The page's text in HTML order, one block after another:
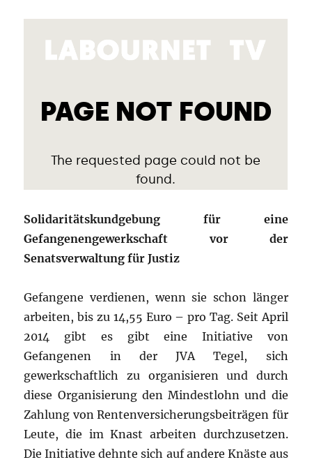
Solidaritätskundgebung für eine
Gefangenengewerkschaft vor der
Senatsverwaltung für Justiz
Gefangene verdienen, wenn sie schon länger
arbeiten, bis zu 14,55 Euro – pro Tag. Seit April
2014 gibt es gibt eine Initiative von
Gefangenen in der JVA Tegel, sich
gewerkschaftlich zu organisieren und durch
diese Organisierung den Mindestlohn und die
Zahlung von Rentenversicherungsbeiträgen für
Leute, die im Knast arbeiten durchzusetzen.
Die Initiative dehnte sich auf andere Knäste aus